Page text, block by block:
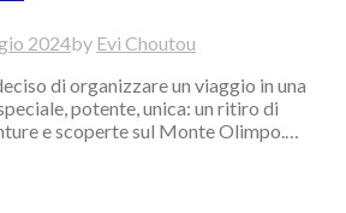
2024by Evi Choutou
di organizzare un viaggio in una
potente, unica: un ritiro di
e scoperte sul Monte Olimpo.…